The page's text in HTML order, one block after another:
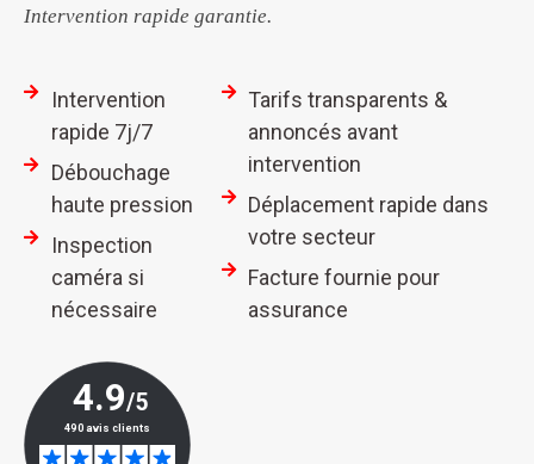
Intervention rapide garantie.
Intervention
rapide 7j/7
Débouchage
haute pression
Inspection
caméra si
nécessaire
Tarifs transparents &
annoncés avant
intervention
Déplacement rapide dans
votre secteur
Facture fournie pour
assurance